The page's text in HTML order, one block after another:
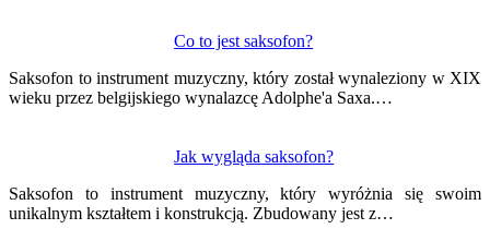
Co to jest saksofon?
Saksofon to instrument muzyczny, który został wynaleziony w XIX
wieku przez belgijskiego wynalazcę Adolphe'a Saxa.…
Jak wygląda saksofon?
Saksofon to instrument muzyczny, który wyróżnia się swoim
unikalnym kształtem i konstrukcją. Zbudowany jest z…